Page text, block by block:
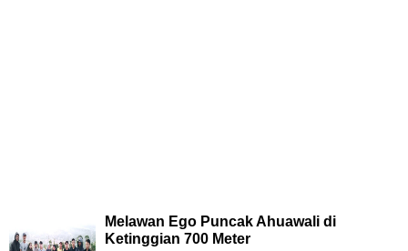
Melawan Ego Puncak Ahuawali di
Ketinggian 700 Meter